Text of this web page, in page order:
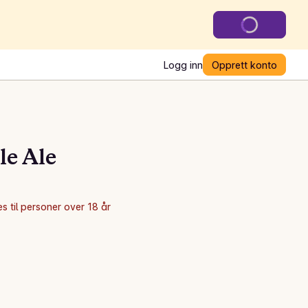
Logg inn Opprett konto
Ale
til personer over 18 år